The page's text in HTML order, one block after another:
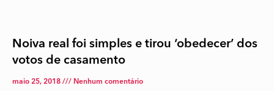
Noiva real foi simples e tirou ‘obedecer’ dos
votos de casamento
maio 25, 2018 Nenhum comentário